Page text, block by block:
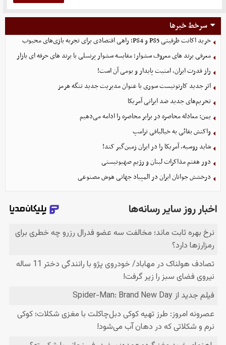
سرخط خبرها
خرید اکانت ظرفیتی PS5 و PS4؛ راهی اقتصادی برای تجربه بازی‌های محبوب
معرفی برند های معروف سشوار؛ مقایسه سشوار پرنسلی با برند های حرفه ای بازار
راز قدرت ایران، امنیت پایدار و بومی آن است!
اثر جدید کارتونیست سوری با عنوان مدیریت جدید تنگه هرمز
تحریم‌های جدید ضد ایرانی آمریکا
یمن: معادله محاصره در برابر محاصره را ادامه می‌دهیم
واکنش بقائی به خیالبافی ترامپ
شاید روسیه، آمریکا را در ایران زمین‌گیر کند!
دور هفتم مذاکرات لبنان و رژیم صهیونیستی
درخشش جوانان ایران در المپیاد جهانی هوش مصنوعی